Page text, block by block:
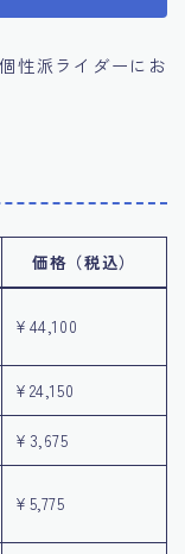
性派ライダーにお
価格（税込）
¥44,100
¥24,150
¥3,675
¥5,775